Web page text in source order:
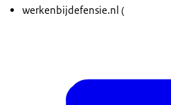
werkenbijdefensie.nl (